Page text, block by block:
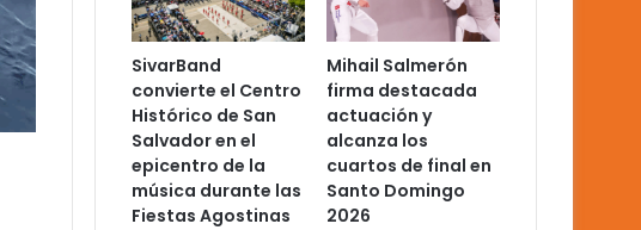
SivarBand
convierte el Centro
Histórico de San
Salvador en el
epicentro de la
música durante las
Fiestas Agostinas
Mihail Salmerón
firma destacada
actuación y
alcanza los
cuartos de final en
Santo Domingo
2026